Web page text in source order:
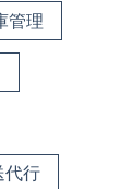
管理
代行